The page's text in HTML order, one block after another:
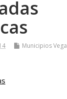
Municipios Vega